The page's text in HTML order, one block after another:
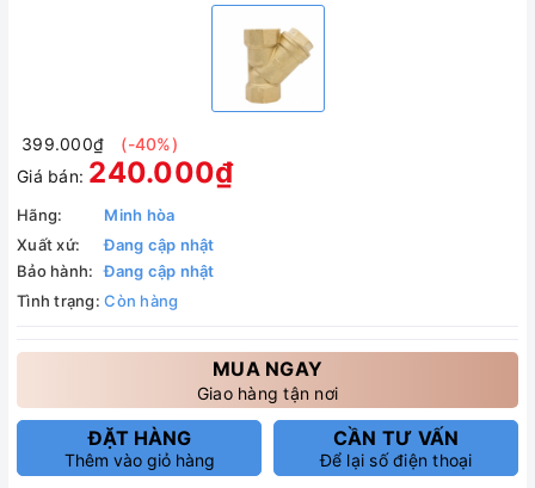
399.000₫
(-40%)
Giá bán: 240.000₫
Hãng:
Minh hòa
Xuất xứ:
Đang cập nhật
Bảo hành:
Đang cập nhật
Tình trạng: Còn hàng
MUA NGAY
Giao hàng tận nơi
ĐẶT HÀNG
Thêm vào giỏ hàng
CẦN TƯ VẤN
Để lại số điện thoại